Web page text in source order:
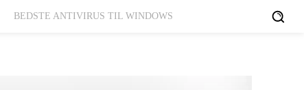
BEDSTE ANTIVIRUS TIL WINDOWS